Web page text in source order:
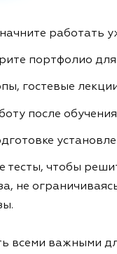
работать
портфолио
гостевые
после обучения
тесты, чтобы
не
всеми важными